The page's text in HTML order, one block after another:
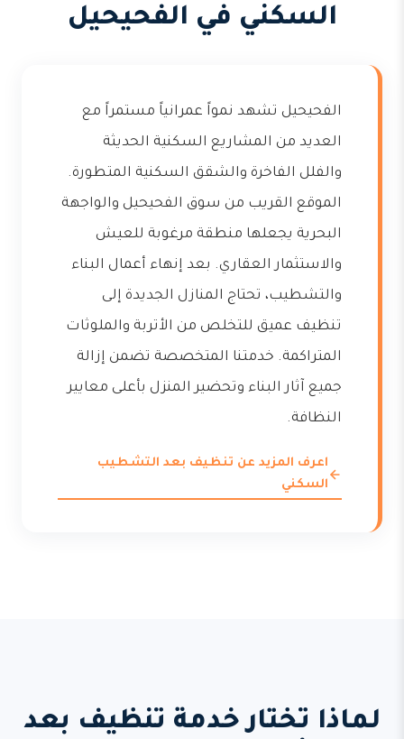
السكني في الفحيحيل
الفحيحيل تشهد نمواً عمرانياً مستمراً مع
العديد من المشاريع السكنية الحديثة
والفلل الفاخرة والشقق السكنية المتطورة.
الموقع القريب من سوق الفحيحيل والواجهة
البحرية يجعلها منطقة مرغوبة للعيش
والاستثمار العقاري. بعد إنهاء أعمال البناء
والتشطيب، تحتاج المنازل الجديدة إلى
تنظيف عميق للتخلص من الأتربة والملوثات
المتراكمة. خدمتنا المتخصصة تضمن إزالة
جميع آثار البناء وتحضير المنزل بأعلى معايير
النظافة.
اعرف المزيد عن تنظيف بعد التشطيب
السكني
لماذا تختار خدمة تنظيف بعد